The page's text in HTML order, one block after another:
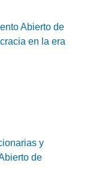
Abierto de
en la era
y
de